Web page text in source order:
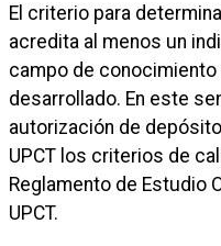
El criterio para
acredita al menos un
campo de conocimiento
desarrollado. En este
autorización de
UPCT los criterios de
Reglamento de Estudio
UPCT.